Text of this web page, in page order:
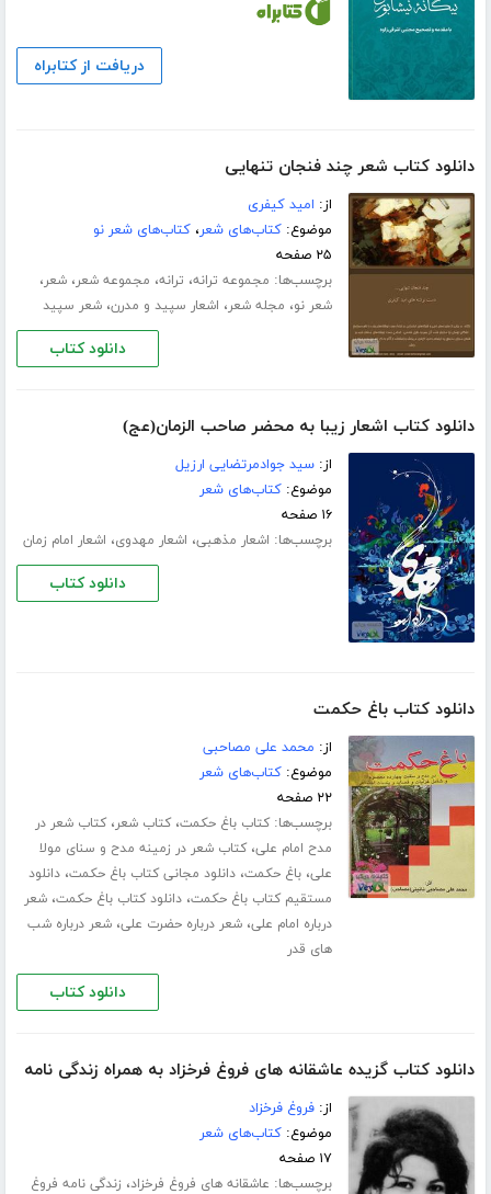
دریافت از کتابراه
دانلود کتاب شعر چند فنجان تنهایی
از: امید کیفری
موضوع:کتاب‌های شعر،کتاب‌های شعر نو
۲۵ صفحه
برچسب‌ها: مجموعه ترانه، ترانه، مجموعه شعر،شعر،
شعر نو، مجله شعر، اشعار سپید و مدرن،شعر سپید
دانلود کتاب
دانلود کتاب اشعار زیبا به محضر صاحب الزمان(عج)
از:سید جوادمرتضایی ارزیل
موضوع:کتاب‌های شعر
۱۶ صفحه
برچسب‌ها: اشعار مذهبی، اشعار مهدوی، اشعار امام زمان
دانلود کتاب
دانلود کتاب باغ حکمت
از: محمد علی مصاحبی
موضوع:کتاب‌های شعر
۲۲ صفحه
برچسب‌ها:کتاب باغ حکمت،کتاب شعر،کتاب شعر در
مدح امام علی،کتاب شعر در زمینه مدح و سنای مولا
علی،باغ حکمت،دانلود مجانی کتاب باغ حکمت،دانلود
مستقیم کتاب باغ حکمت،دانلود کتاب باغ حکمت،شعر
درباره امام علی،شعر درباره حضرت علی،شعر درباره شب
های قدر
دانلود کتاب
دانلود کتاب گزیده عاشقانه های فروغ فرخزاد به همراه زندگی نامه
از:فروغ فرخزاد
موضوع:کتاب‌های شعر
۱۷ صفحه
برچسب‌ها: عاشقانه های فروغ فرخزاد، زندگی نامه فروغ